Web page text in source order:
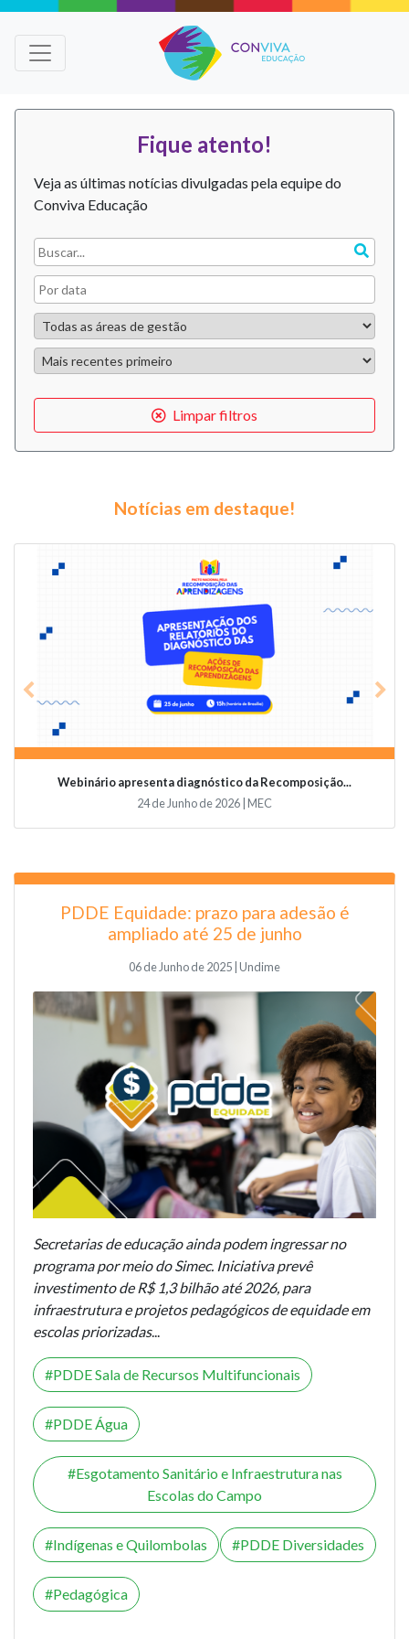
Fique atento!
Veja as últimas notícias divulgadas pela equipe do
Conviva Educação
Limpar filtros
Notícias em destaque!
Webinário apresenta diagnóstico da Recomposição...
24 de Junho de 2026 | MEC
Previous
PDDE Equidade: prazo para adesão é
ampliado até 25 de junho
06 de Junho de 2025 | Undime
Secretarias de educação ainda podem ingressar no
programa por meio do Simec. Iniciativa prevê
investimento de R$ 1,3 bilhão até 2026, para
infraestrutura e projetos pedagógicos de equidade em
escolas priorizadas...
PDDE Sala de Recursos Multifuncionais
PDDE Água
Esgotamento Sanitário e Infraestrutura nas
Escolas do Campo
Indígenas e Quilombolas PDDE Diversidades
Pedagógica